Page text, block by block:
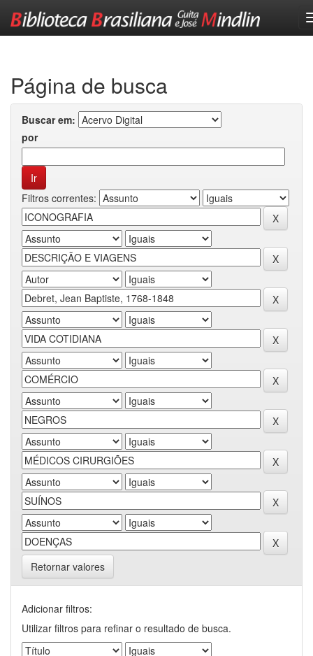
Página de busca
Buscar em:
por
Filtros correntes:
Retornar valores
Adicionar filtros:
Utilizar filtros para refinar o resultado de busca.